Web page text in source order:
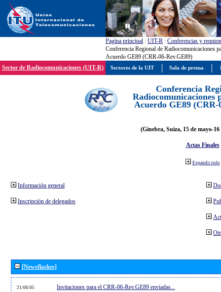
Pagína principal : UIT-R : Conferencias y
Conferencia Regional de Radiocomunicaciones
Acuerdo GE89 (CRR-06-Rev.GE89)
Sector de Radiocomunicaciones (UIT-R)
Conferencia
Radiocomunicaciones
Acuerdo GE89 (CRR-
(Ginebra, Suiza, 15 de mayo-
Actas Finales
Expandir todo
Información general
Inscripción de delegados
[Newsflashes]
21/06/05 Invitaciones para el CRR-06-Rev.GE89 enviadas...
Sectores de la UIT Sala de prensa